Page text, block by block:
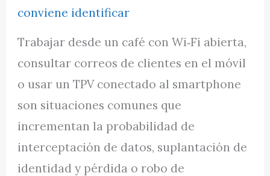
conviene identificar
Trabajar desde un café con Wi‑Fi abierta,
consultar correos de clientes en el móvil
o usar un TPV conectado al smartphone
son situaciones comunes que
incrementan la probabilidad de
interceptación de datos, suplantación de
identidad y pérdida o robo de